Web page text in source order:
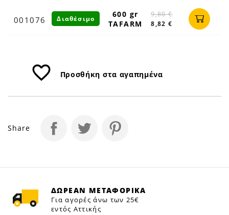
001076
600 gr
TAFARM
9,80 €
8,82 €
Διαθέσιμο
favorite_border Προσθήκη στα αγαπημένα
Share
ΔΩΡΕΑΝ ΜΕΤΑΦΟΡΙΚΑ
Για αγορές άνω των 25€
εντός Αττικής